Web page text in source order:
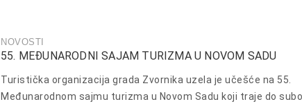
NOVOSTI
55. MEĐUNARODNI SAJAM TURIZMA U NOVOM SADU
Turistička organizacija grada Zvornika uzela je učešće na 55.
Međunarodnom sajmu turizma u Novom Sadu koji traje do